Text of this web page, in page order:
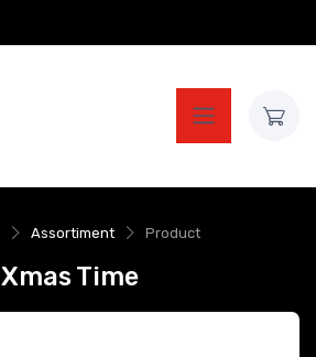
Assortiment Product
Xmas Time